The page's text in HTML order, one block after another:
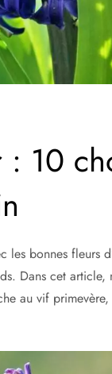
: 10
bonnes fleurs
Dans cet
au vif